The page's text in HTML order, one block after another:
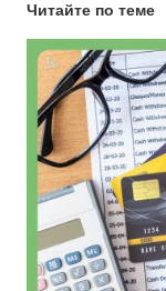
Читайте по теме